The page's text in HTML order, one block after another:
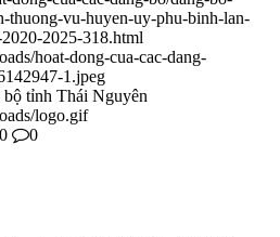
thuong-vu-huyen-uy-phu-binh-lan-
2025-318.html
hoat-dong-cua-cac-dang-
1.jpeg
tỉnh Thái Nguyên
logo.gif
0